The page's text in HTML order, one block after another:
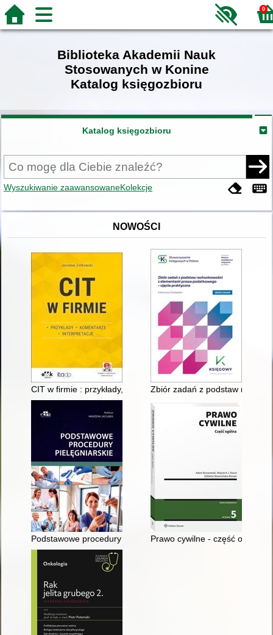
0
Biblioteka Akademii Nauk
Stosowanych w Konine
Katalog księgozbioru
Katalog księgozbioru
Wyszukiwanie zaawansowaneKolekcje
NOWOŚCI
CIT w firmie : przykłady, komentarze, interpretacje : (z
Zbiór zadań z podstaw
Podstawowe procedury pielęgniarskiePrawo cywilne - część ogólna